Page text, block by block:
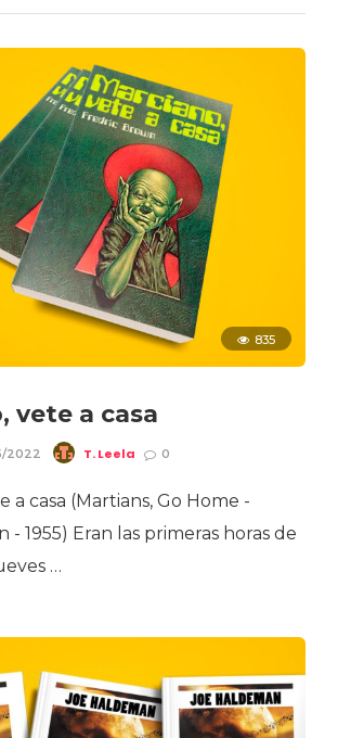
835
vete a casa
2022 T. Leela 0
a casa (Martians, Go Home -
- 1955) Eran las primeras horas de
…